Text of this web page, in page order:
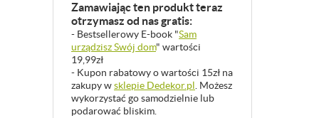
Zamawiając ten produkt teraz
otrzymasz od nas gratis:
- Bestsellerowy E-book "Sam
urządzisz Swój dom" wartości
19,99zł
- Kupon rabatowy o wartości 15zł na
zakupy wsklepie Dedekor.pl. Możesz
wykorzystać go samodzielnie lub
podarować bliskim.